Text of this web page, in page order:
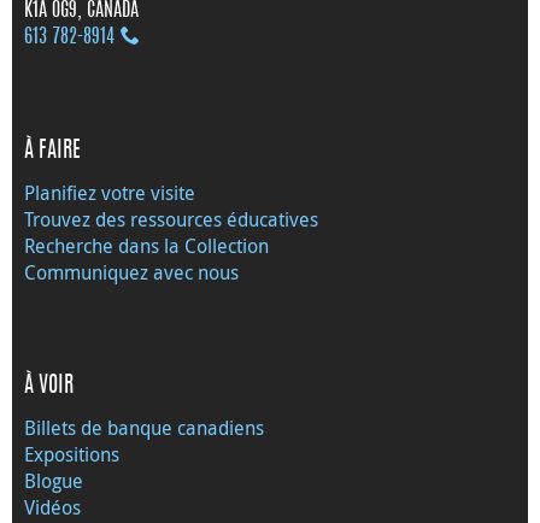
K1A 0G9, CANADA
613 782‑8914
À FAIRE
Planifiez votre visite
Trouvez des ressources éducatives
Recherche dans la Collection
Communiquez avec nous
À VOIR
Billets de banque canadiens
Expositions
Blogue
Vidéos